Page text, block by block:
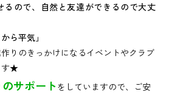
るので、自然と友達ができるので大丈
ら平気」
りのきっかけになるイベントやクラブ
す★
サポートをしていますので、ご安